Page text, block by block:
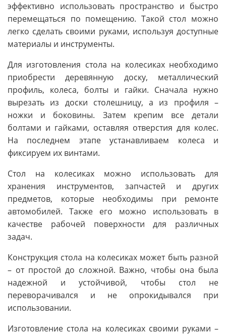
эффективно использовать пространство и быстро
перемещаться по помещению. Такой стол можно
легко сделать своими руками, используя доступные
материалы и инструменты.
Для изготовления стола на колесиках необходимо
приобрести деревянную доску, металлический
профиль, колеса, болты и гайки. Сначала нужно
вырезать из доски столешницу, а из профиля –
ножки и боковины. Затем крепим все детали
болтами и гайками, оставляя отверстия для колес.
На последнем этапе устанавливаем колеса и
фиксируем их винтами.
Стол на колесиках можно использовать для
хранения инструментов, запчастей и других
предметов, которые необходимы при ремонте
автомобилей. Также его можно использовать в
качестве рабочей поверхности для различных
задач.
Конструкция стола на колесиках может быть разной
– от простой до сложной. Важно, чтобы она была
надежной и устойчивой, чтобы стол не
переворачивался и не опрокидывался при
использовании.
Изготовление стола на колесиках своими руками –